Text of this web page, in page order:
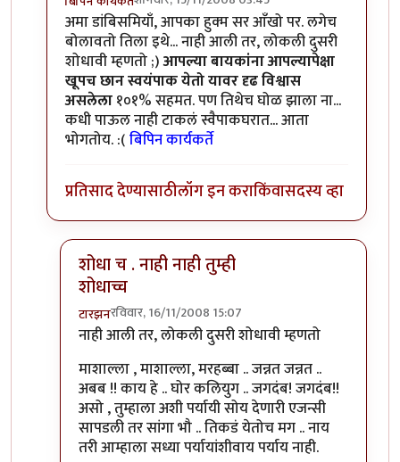
In reply toअरेरे!!!!byपिवळा डांबिस
अमा डांबिसमियाँ, आपका हुक्म सर आँखो पर. लगेच
बोलावतो तिला इथे... नाही आली तर, लोकली दुसरी
शोधावी म्हणतो ;)आपल्या बायकांना आपल्यापेक्षा
खूपच छान स्वयंपाक येतो यावर दृढ विश्वास
असलेला१०१% सहमत. पण तिथेच घोळ झाला ना...
कधी पाऊल नाही टाकलं स्वैपाकघरात... आता
भोगतोय. :(बिपिन कार्यकर्ते
प्रतिसाद देण्यासाठीलॉग इन कराकिंवासदस्य व्हा
शोधा च . नाही नाही तुम्ही
शोधाच्च
टारझनरविवार, 16/11/2008 15:07
In reply toजो हुक्म जनाब...byबिपिन कार्यकर्ते
नाही आली तर, लोकली दुसरी शोधावी म्हणतो
माशाल्ला , माशाल्ला, मरहब्बा .. जन्नत जन्नत ..
अबब !! काय हे .. घोर कलियुग .. जगदंब! जगदंब!!
असो , तुम्हाला अशी पर्यायी सोय देणारी एजन्सी
सापडली तर सांगा भौ .. तिकडं येतोच मग .. नाय
तरी आम्हाला सध्या पर्यायांशीवाय पर्याय नाही.